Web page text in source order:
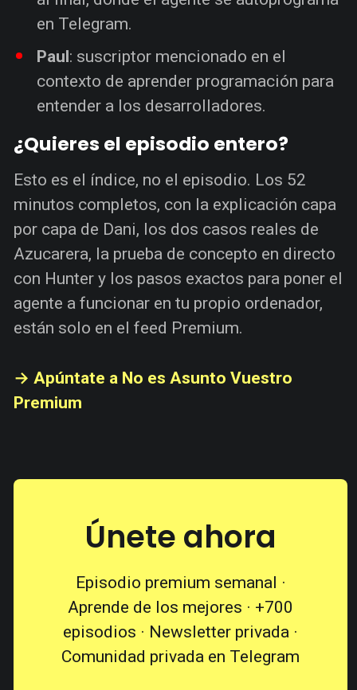
en Telegram.
Paul: suscriptor mencionado en el
contexto de aprender programación para
entender a los desarrolladores.
¿Quieres el episodio entero?
Esto es el índice, no el episodio. Los 52
minutos completos, con la explicación capa
por capa de Dani, los dos casos reales de
Azucarera, la prueba de concepto en directo
con Hunter y los pasos exactos para poner el
agente a funcionar en tu propio ordenador,
están solo en el feed Premium.
→ Apúntate a No es Asunto Vuestro
Premium
Únete ahora
Episodio premium semanal ·
Aprende de los mejores · +700
episodios · Newsletter privada ·
Comunidad privada en Telegram